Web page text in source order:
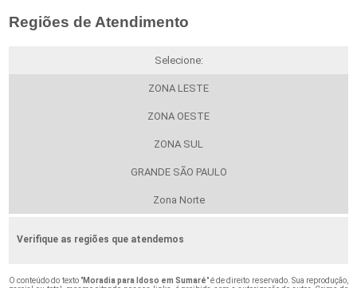
Regiões de Atendimento
Selecione:
ZONA LESTE
ZONA OESTE
ZONA SUL
GRANDE SÃO PAULO
Zona Norte
Verifique as regiões que atendemos
O conteúdo do texto "Moradia para Idoso em Sumaré" é de direito reservado. Sua reprodução,